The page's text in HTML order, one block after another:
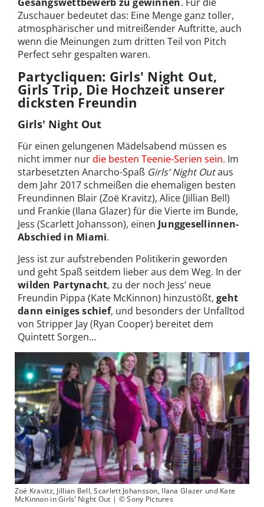
Zuschauer bedeutet das: Eine Menge ganz toller,
atmosphärischer und mitreißender Auftritte, auch
wenn die Meinungen zum dritten Teil von Pitch
Perfect sehr gespalten waren.
Partycliquen: Girls' Night Out,
Girls Trip, Die Hochzeit unserer
dicksten Freundin
Girls' Night Out
Für einen gelungenen Mädelsabend müssen es
nicht immer nurdie besten Teenie-Serien sein. Im
starbesetzten Anarcho-Spaß Girls’ Night Outaus
dem Jahr 2017 schmeißen die ehemaligen besten
Freundinnen Blair (Zoë Kravitz), Alice (Jillian Bell)
und Frankie (Ilana Glazer) für die Vierte im Bunde,
Jess (Scarlett Johansson), einen Junggesellinnen-
Abschied in Miami.
Jess ist zur aufstrebenden Politikerin geworden
und geht Spaß seitdem lieber aus dem Weg. In der
wilden Partynacht, zu der noch Jess‘ neue
Freundin Pippa (Kate McKinnon) hinzustößt, geht
dann einiges schief, und besonders der Unfalltod
von Stripper Jay (Ryan Cooper) bereitet dem
Quintett Sorgen…
Zoë Kravitz, Jillian Bell, Scarlett Johansson, Ilana Glazer und Kate
McKinnon in Girls’ Night Out | © Sony Pictures